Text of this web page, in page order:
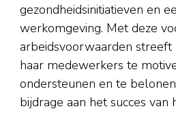
gezondheidsinitiatieven en
werkomgeving. Met deze
arbeidsvoorwaarden
haar medewerkers te
ondersteunen en te
bijdrage aan het succes van